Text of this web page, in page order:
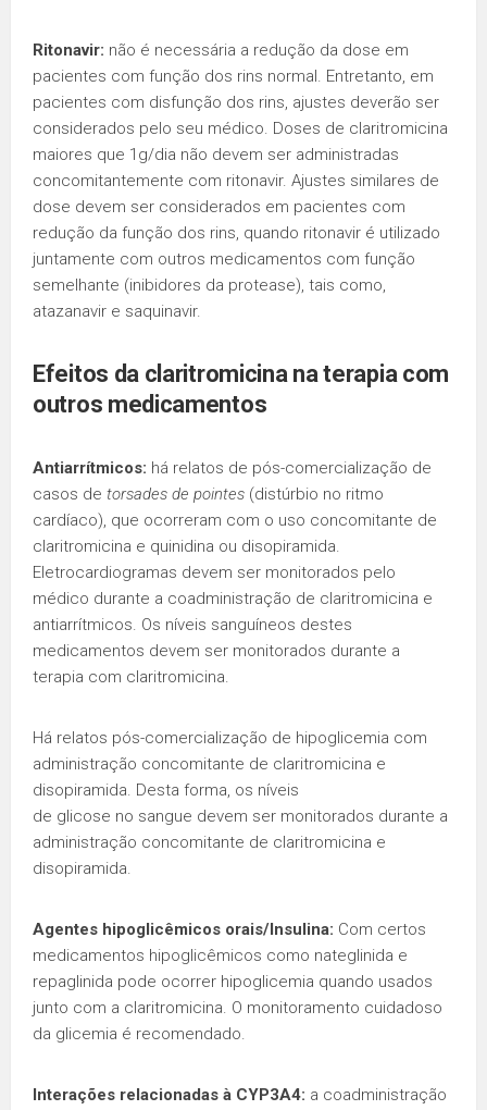
Ritonavir: não é necessária a redução da dose em
pacientes com função dos rins normal. Entretanto, em
pacientes com disfunção dos rins, ajustes deverão ser
considerados pelo seu médico. Doses de claritromicina
maiores que 1g/dia não devem ser administradas
concomitantemente com ritonavir. Ajustes similares de
dose devem ser considerados em pacientes com
redução da função dos rins, quando ritonavir é utilizado
juntamente com outros medicamentos com função
semelhante (inibidores da protease), tais como,
atazanavir e saquinavir.
Efeitos da claritromicina na terapia com
outros medicamentos
Antiarrítmicos: há relatos de pós-comercialização de
casos de torsades de pointes (distúrbio no ritmo
cardíaco), que ocorreram com o uso concomitante de
claritromicina e quinidina ou disopiramida.
Eletrocardiogramas devem ser monitorados pelo
médico durante a coadministração de claritromicina e
antiarrítmicos. Os níveis sanguíneos destes
medicamentos devem ser monitorados durante a
terapia com claritromicina.
Há relatos pós-comercialização de hipoglicemia com
administração concomitante de claritromicina e
disopiramida. Desta forma, os níveis
de glicose no sangue devem ser monitorados durante a
administração concomitante de claritromicina e
disopiramida.
Agentes hipoglicêmicos orais/Insulina: Com certos
medicamentos hipoglicêmicos como nateglinida e
repaglinida pode ocorrer hipoglicemia quando usados
junto com a claritromicina. O monitoramento cuidadoso
da glicemia é recomendado.
Interações relacionadas à CYP3A4: a coadministração